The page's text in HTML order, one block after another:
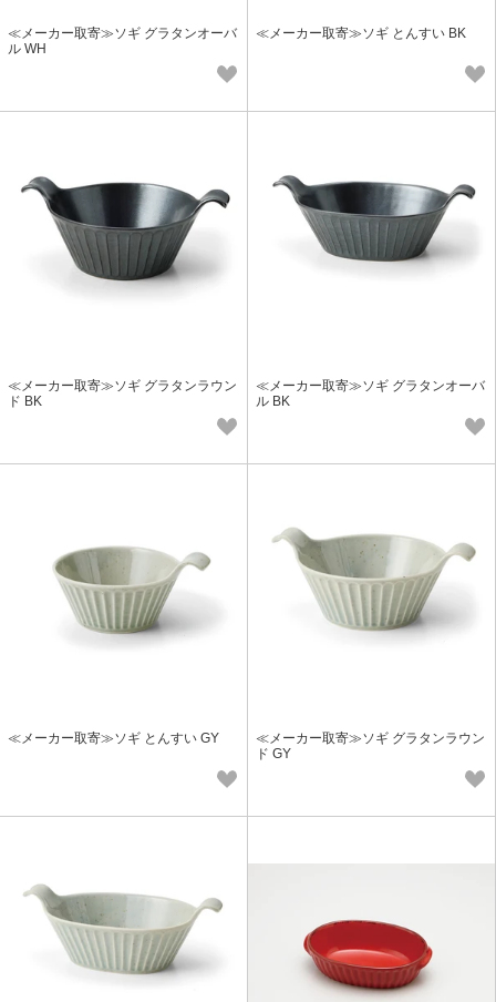
≪メーカー取寄≫ソギ グラタンオーバ
ル WH
≪メーカー取寄≫ソギ とんすい BK
≪メーカー取寄≫ソギ グラタンラウン
ド BK
≪メーカー取寄≫ソギ グラタンオーバ
ル BK
≪メーカー取寄≫ソギ とんすい GY
≪メーカー取寄≫ソギ グラタンラウン
ド GY